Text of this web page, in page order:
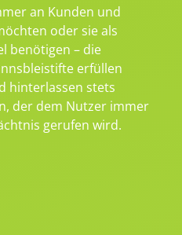
an Kunden und
oder sie als
benötigen – die
erfüllen
hinterlassen stets
der dem Nutzer immer
gerufen wird.